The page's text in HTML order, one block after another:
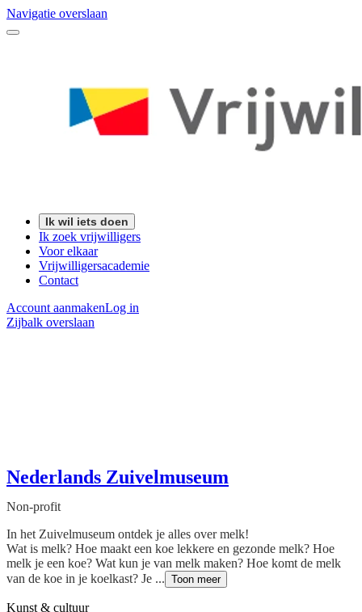
Navigatie overslaan
Ik wil iets doen
Ik zoek vrijwilligers
Voor elkaar
Vrijwilligersacademie
Contact
Account aanmakenLog in
Zijbalk overslaan
Nederlands Zuivelmuseum
Non-profit
In het Zuivelmuseum ontdek je alles over melk!
Wat is melk? Hoe maakt een koe lekkere en gezonde melk? Hoe
melk je een koe? Wat kun je van melk maken? Hoe komt de melk
van de koe in je koelkast? Je ... Toon meer
Kunst & cultuur